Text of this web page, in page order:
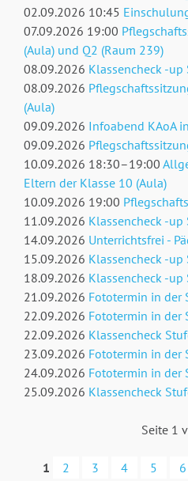
02.09.2026 10:45
07.09.2026 19:00
(Aula) und Q2 (Raum 239)
08.09.2026 Klassencheck -up
08.09.2026
(Aula)
09.09.2026 Infoabend KAoA
09.09.2026
10.09.2026 18:30–19:00
Eltern der Klasse 10 (Aula)
10.09.2026 19:00
11.09.2026 Klassencheck -up
14.09.2026 Unterrichtsfrei -
15.09.2026 Klassencheck -up
18.09.2026 Klassencheck -up
21.09.2026 Fototermin in der
22.09.2026 Fototermin in der
22.09.2026 Klassencheck
23.09.2026 Fototermin in der
24.09.2026 Fototermin in der
25.09.2026 Klassencheck
Seite 1
1 2 3 4 5 6